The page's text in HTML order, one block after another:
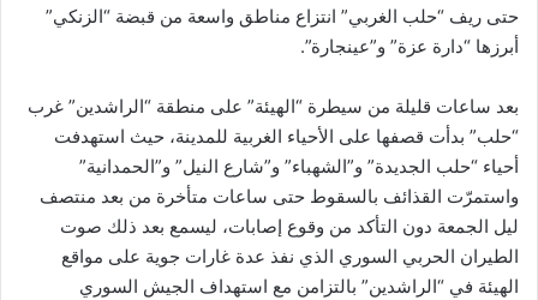
حتى ريف “حلب الغربي” انتزاع مناطق واسعة من قبضة “الزنكي”
أبرزها “دارة عزة” و”عينجارة”.
بعد ساعات قليلة من سيطرة “الهيئة” على منطقة “الراشدين” غرب
“حلب” بدأت قصفها على الأحياء الغربية للمدينة، حيث استهدفت
أحياء “حلب الجديدة” و”الشهباء” و”شارع النيل” و”الحمدانية”
واستمرّت القذائف بالسقوط حتى ساعات متأخرة من بعد منتصف
ليل الجمعة دون التأكد من وقوع إصابات، ليسمع بعد ذلك صوت
الطيران الحربي السوري الذي نفذ عدة غارات جوية على مواقع
الهيئة في “الراشدين” بالتزامن مع استهداف الجيش السوري